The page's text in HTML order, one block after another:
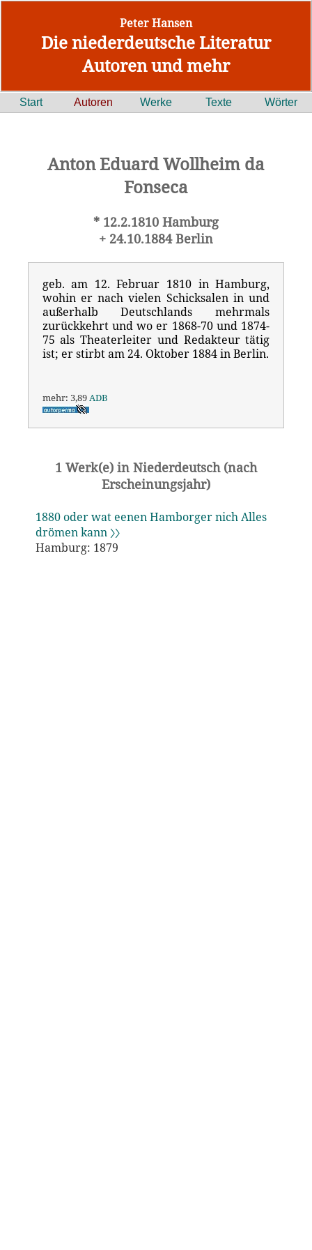
Peter Hansen
Die niederdeutsche Literatur
Autoren und mehr
Start Autoren Werke Texte Wörter
Anton Eduard Wollheim da
Fonseca
* 12.2.1810 Hamburg
+ 24.10.1884 Berlin
geb. am 12. Februar 1810 in Hamburg,
wohin er nach vielen Schicksalen in und
außerhalb Deutschlands mehrmals
zurückkehrt und wo er 1868-70 und 1874-
75 als Theaterleiter und Redakteur tätig
ist; er stirbt am 24. Oktober 1884 in Berlin.
mehr: 3,89ADB
1 Werk(e) in Niederdeutsch (nach
Erscheinungsjahr)
1880 oder wat eenen Hamborger nich Alles
drömen kann 〉〉
Hamburg: 1879